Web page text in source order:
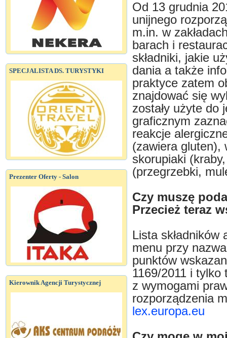
SPECJALISTA DS. TURYSTYKI
Prezenter Oferty - Salon
Kierownik Agencji Turystycznej
Od 13 grudnia
unijnego
m.in. w
barach i
składniki, jakie
dania a także
praktyce zatem
znajdować się
zostały użyte do
graficznym
reakcje
(zawiera gluten),
skorupiaki
(przegrzebki,
Czy muszę
Przecież teraz
Lista
menu przy
punktów
1169/2011 i
z wymogami
rozporządzenia
lex.europa.eu